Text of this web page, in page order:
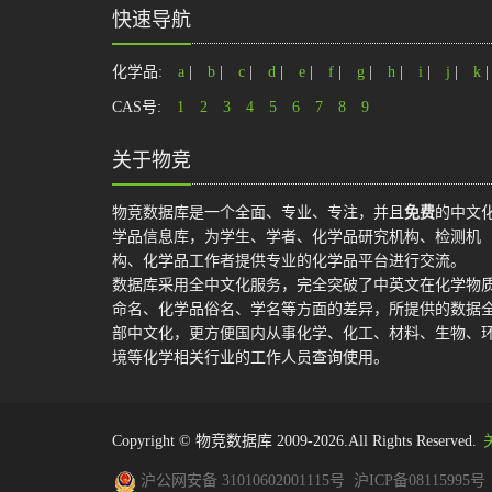
快速导航
化学品: a b c d e f g h i j k
CAS号: 1 2 3 4 5 6 7 8 9
关于物竞
物竞数据库是一个全面、专业、专注，并且 免费的中文
学品信息库，为学生、学者、化学品研究机构、检测机
构、化学品工作者提供专业的化学品平台进行交流。
数据库采用全中文化服务，完全突破了中英文在化学物
命名、化学品俗名、学名等方面的差异，所提供的数据
部中文化，更方便国内从事化学、化工、材料、生物、
境等化学相关行业的工作人员查询使用。
Copyright © 物竞数据库 2009-2026.All Rights Reserved.
沪公网安备 31010602001115号 沪ICP备08115995号